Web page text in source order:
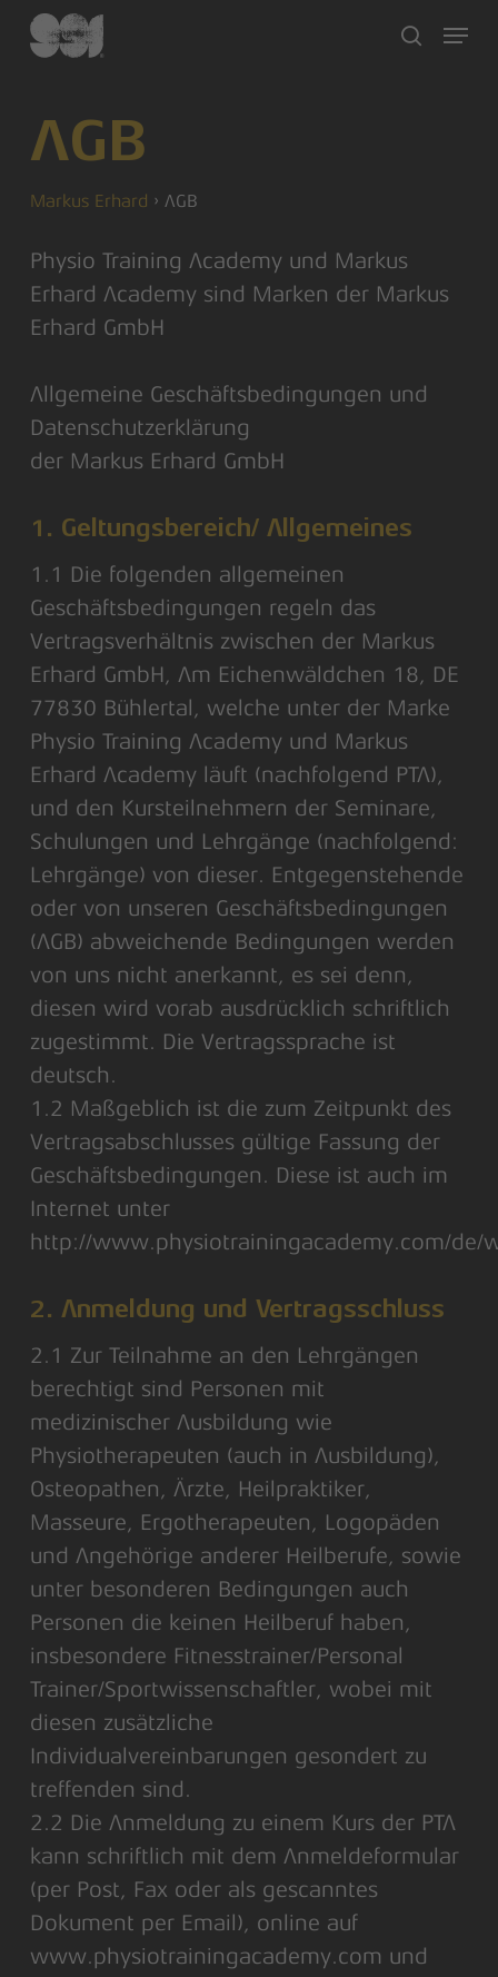
Skip
content
search
Menu
AGB
Markus Erhard › AGB
Physio Training Academy und Markus
Erhard Academy sind Marken der Markus
Erhard GmbH
Allgemeine Geschäftsbedingungen und
Datenschutzerklärung
der Markus Erhard GmbH
1. Geltungsbereich/ Allgemeines
1.1 Die folgenden allgemeinen
Geschäftsbedingungen regeln das
Vertragsverhältnis zwischen der Markus
Erhard GmbH, Am Eichenwäldchen 18, DE
77830 Bühlertal, welche unter der Marke
Physio Training Academy und Markus
Erhard Academy läuft (nachfolgend PTA),
und den Kursteilnehmern der Seminare,
Schulungen und Lehrgänge (nachfolgend:
Lehrgänge) von dieser. Entgegenstehende
oder von unseren Geschäftsbedingungen
(AGB) abweichende Bedingungen werden
von uns nicht anerkannt, es sei denn,
diesen wird vorab ausdrücklich schriftlich
zugestimmt. Die Vertragssprache ist
deutsch.
1.2 Maßgeblich ist die zum Zeitpunkt des
Vertragsabschlusses gültige Fassung der
Geschäftsbedingungen. Diese ist auch im
Internet unter
http://www.physiotrainingacademy.com/de/
2. Anmeldung und Vertragsschluss
2.1 Zur Teilnahme an den Lehrgängen
berechtigt sind Personen mit
medizinischer Ausbildung wie
Physiotherapeuten (auch in Ausbildung),
Osteopathen, Ärzte, Heilpraktiker,
Masseure, Ergotherapeuten, Logopäden
und Angehörige anderer Heilberufe, sowie
unter besonderen Bedingungen auch
Personen die keinen Heilberuf haben,
insbesondere Fitnesstrainer/Personal
Trainer/Sportwissenschaftler, wobei mit
diesen zusätzliche
Individualvereinbarungen gesondert zu
treffenden sind.
2.2 Die Anmeldung zu einem Kurs der PTA
kann schriftlich mit dem Anmeldeformular
(per Post, Fax oder als gescanntes
Dokument per Email), online auf
www.physiotrainingacademy.com und